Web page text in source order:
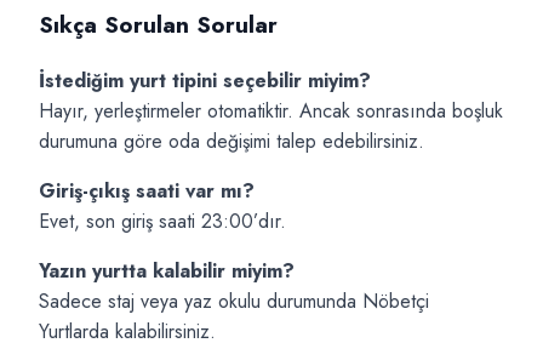
Sıkça Sorulan Sorular
İstediğim yurt tipini seçebilir miyim?
Hayır, yerleştirmeler otomatiktir. Ancak sonrasında boşluk
durumuna göre oda değişimi talep edebilirsiniz.
Giriş-çıkış saati var mı?
Evet, son giriş saati 23:00’dır.
Yazın yurtta kalabilir miyim?
Sadece staj veya yaz okulu durumunda Nöbetçi
Yurtlarda kalabilirsiniz.